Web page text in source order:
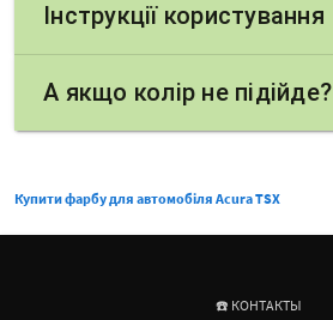
Інструкції користування
А якщо колір не підійде?
Купити фарбу для автомобіля Acura TSX
☎️ КОНТАКТЫ